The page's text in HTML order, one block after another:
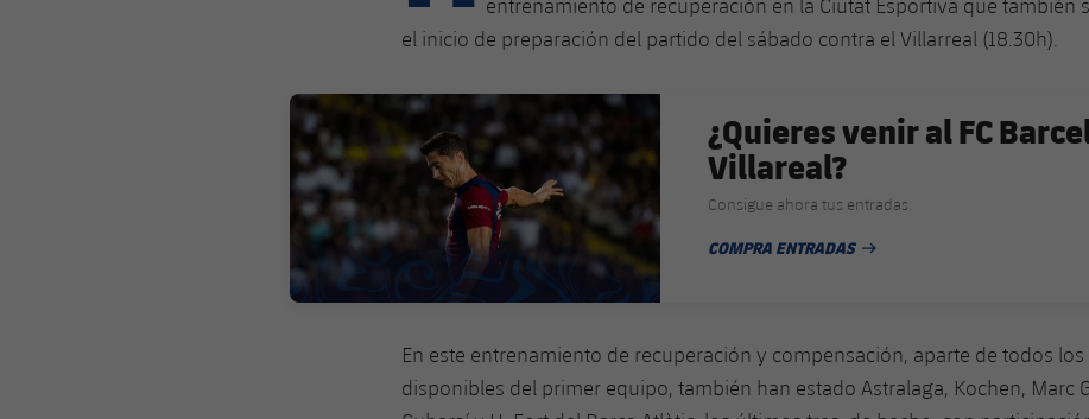
entrenamiento de recuperación en la Ciutat Esportiva que también
el inicio de preparación del partido del sábado contra el Villarreal (18.30h).
FC Barcelona club badge
¿Quieres venir al FC
Villareal?
Consigue ahora tus entradas.
COMPRA ENTRADAS
FECHA DE PUBLICACIÓN
En este entrenamiento de recuperación y compensación, aparte de todos
disponibles del primer equipo, también han estado Astralaga, Kochen, Marc